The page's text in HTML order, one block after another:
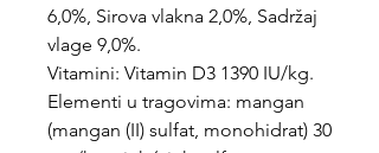
6,0%, Sirova vlakna 2,0%, Sadržaj
vlage 9,0%.
Vitamini: Vitamin D3 1390 IU/kg.
Elementi u tragovima: mangan
(mangan (II) sulfat, monohidrat) 30